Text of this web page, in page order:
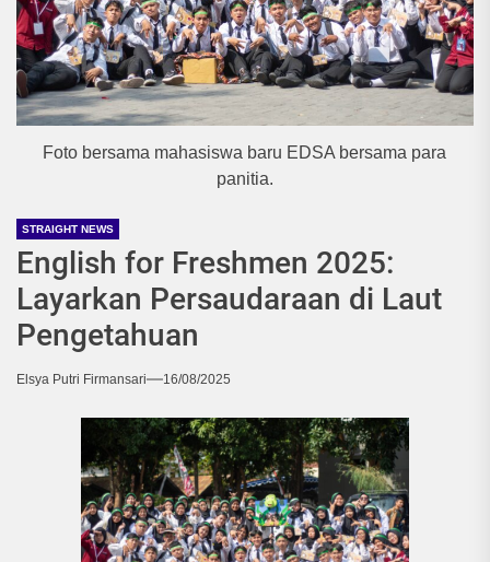
Foto bersama mahasiswa baru EDSA bersama para
panitia.
STRAIGHT NEWS
English for Freshmen 2025:
Layarkan Persaudaraan di Laut
Pengetahuan
Elsya Putri Firmansari 16/08/2025